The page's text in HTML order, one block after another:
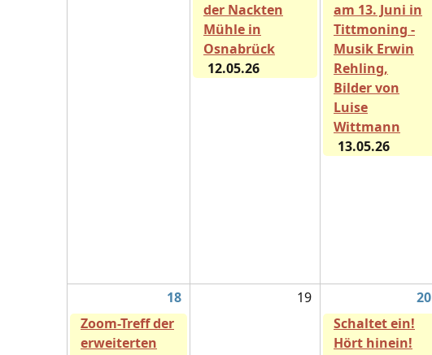
der Nackten
Mühle in
Osnabrück
12.05.26
am 13. Juni in
Tittmoning -
Musik Erwin
Rehling,
Bilder von
Luise
Wittmann
13.05.26
18
19 20
Zoom-Treff der
erweiterten
Schaltet ein!
Hört hinein!